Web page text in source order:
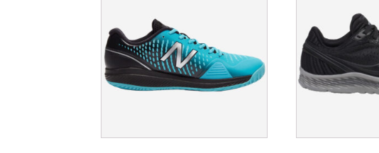
multiple
variants.
The
options
may
on
multiple
variants.
The
options
may
on